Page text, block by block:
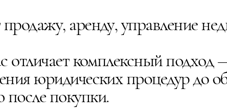
аренду, управление
отличает комплексный
юридических процедур до
покупки.